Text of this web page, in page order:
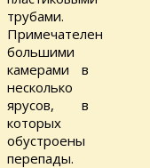
трубами.
Примечателен
большими
камерами в
несколько
ярусов, в
которых
обустроены
перепады.